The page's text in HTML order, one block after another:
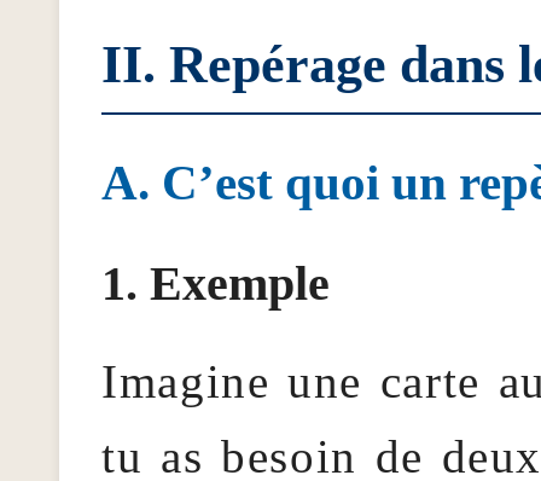
Repérage dans
C’est quoi un
Exemple
Imagine une carte
tu as besoin de